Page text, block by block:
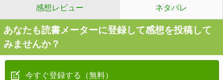
感想レビュー ネタバレ
あなたも読書メーターに登録して感想を投稿して
みませんか？
今すぐ登録する（無料）